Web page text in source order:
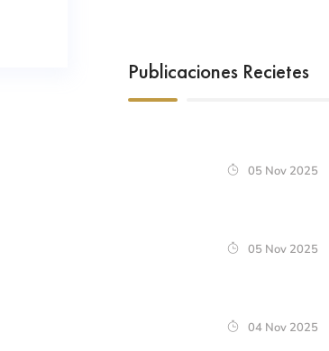
Publicaciones Recietes
05 Nov 2025
05 Nov 2025
04 Nov 2025